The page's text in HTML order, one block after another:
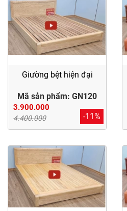
Giường bệt hiện đại
Mã sản phẩm: GN120
3.900.000
4.400.000 -11%